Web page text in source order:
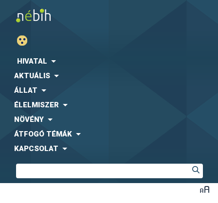
HIVATAL
AKTUÁLIS
ÁLLAT
ÉLELMISZER
NÖVÉNY
ÁTFOGÓ TÉMÁK
KAPCSOLAT